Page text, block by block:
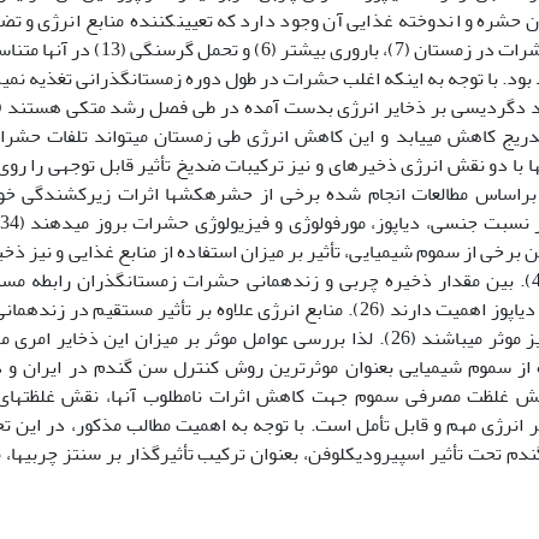
کننده بقاء حشره می­باشد (8). بطوریکه میزان بقاء حشرات در زمستان (7)، باروری بیشتر
انرژی و مرتبط با اندازه آن­ها (36) خواهد بود. با توجه به اینکه اغلب حشرات در طول دوره زمستان­گذرانی تغذیه
کاهش می­یابد و این کاهش انرژی طی زمستان می­تواند تلفات
انرژی، چربی­ها با دو نقش انرژی ذخیره­ای و نیز ترکیبات ضدیخ تأثیر قابل توجهی را
در طول دوره زمستان­گذرانی دارند (10). براساس مطالعات انجام شده برخی از حشره­کش­ها اثرات
سازی کربوهیدرات­ها، پروتئین­ها و چربی­ها می­باشد (48). بین مقدار ذخیره چربی و زنده­مانی حشرات زمستان­گذران
وجود دارد (29). منابع انرژی غیرچربی نیز در دوره دیاپوز اهمیت دارند (26). منابع انرژی علاوه بر تأثیر مستقیم
دوره دیاپوز، روی ویژگی­های زیستی پس از دیاپوز نیز موثر می­باشند (26). لذا بررسی عوامل موثر بر میزان این
سموم شیمیایی بعنوان موثرترین روش کنترل سن گندم در ایران و
غلظت مصرفی سموم جهت کاهش اثرات نامطلوب آن­ها، نقش
مهم و قابل تأمل است. با توجه به اهمیت مطالب مذکور، در این
تأثیر اسپیرودیکلوفن، بعنوان ترکیب تأثیرگذار بر سنتز